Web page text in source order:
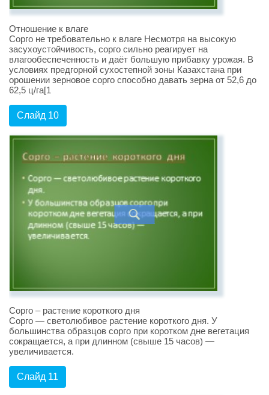
Отношение к влаге
Сорго не требовательно к влаге Несмотря на высокую
засухоустойчивость, сорго сильно реагирует на
влагообеспеченность и даёт большую прибавку урожая. В
условиях предгорной сухостепной зоны Казахстана при
орошении зерновое сорго способно давать зерна от 52,6 до
62,5 ц/га[1
Слайд 10
Сорго – растение короткого дня
Сорго — светолюбивое растение короткого дня. У
большинства образцов сорго при коротком дне вегетация
сокращается, а при длинном (свыше 15 часов) —
увеличивается.
Слайд 11